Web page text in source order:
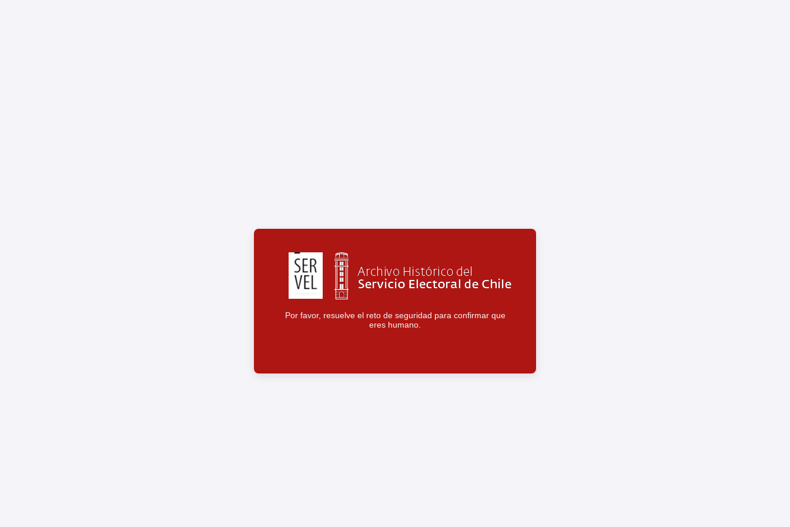
Por favor, resuelve el reto de seguridad para confirmar que
eres humano.